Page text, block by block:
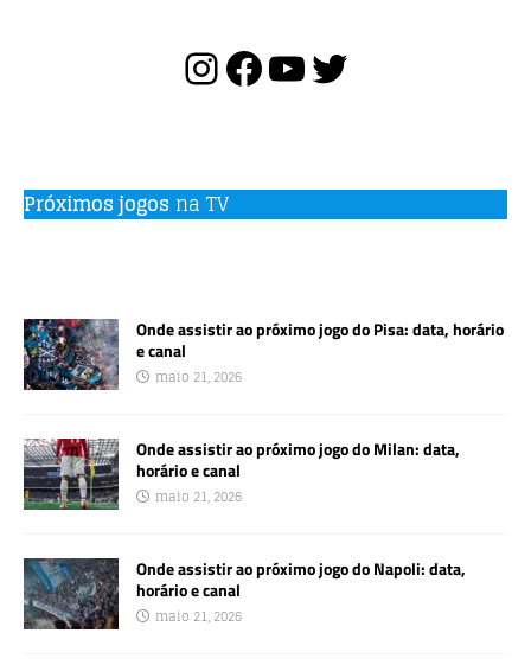
Próximos jogos na TV
Onde assistir ao próximo jogo do Pisa: data, horário
e canal
maio 21, 2026
Onde assistir ao próximo jogo do Milan: data,
horário e canal
maio 21, 2026
Onde assistir ao próximo jogo do Napoli: data,
horário e canal
maio 21, 2026